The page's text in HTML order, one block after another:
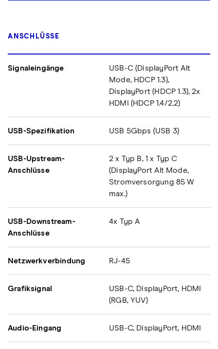
ANSCHLÜSSE
Signaleingänge
USB-C (DisplayPort Alt
Mode, HDCP 1.3),
DisplayPort (HDCP 1.3), 2x
HDMI (HDCP 1.4/2.2)
USB-Spezifikation USB 5Gbps (USB 3)
USB-Upstream-
Anschlüsse
2 x Typ B, 1 x Typ C
(DisplayPort Alt Mode,
Stromversorgung 85 W
max.)
USB-Downstream-
Anschlüsse
4x Typ A
Netzwerkverbindung RJ-45
Grafiksignal
USB-C, DisplayPort, HDMI
(RGB, YUV)
Audio-Eingang USB-C, DisplayPort, HDMI